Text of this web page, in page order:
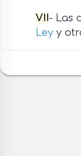
VII - Las
Leyy